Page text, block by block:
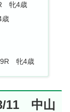
牝4歳
牝4歳
11 中山